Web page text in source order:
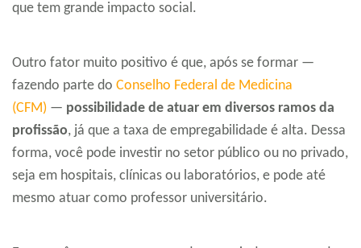
que tem grande impacto social.
Outro fator muito positivo é que, após se formar —
fazendo parte do Conselho Federal de Medicina
(CFM) — possibilidade de atuar em diversos ramos da
profissão, já que a taxa de empregabilidade é alta. Dessa
forma, você pode investir no setor público ou no privado,
seja em hospitais, clínicas ou laboratórios, e pode até
mesmo atuar como professor universitário.